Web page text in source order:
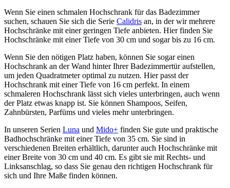
Wenn Sie einen schmalen Hochschrank für das Badezimmer
suchen, schauen Sie sich die Serie Calidris an, in der wir mehrere
Hochschränke mit einer geringen Tiefe anbieten. Hier finden Sie
Hochschränke mit einer Tiefe von 30 cm und sogar bis zu 16 cm.
Wenn Sie den nötigen Platz haben, können Sie sogar einen
Hochschrank an der Wand hinter Ihrer Badezimmertür aufstellen,
um jeden Quadratmeter optimal zu nutzen. Hier passt der
Hochschrank mit einer Tiefe von 16 cm perfekt. In einem
schmaleren Hochschrank lässt sich vieles unterbringen, auch wenn
der Platz etwas knapp ist. Sie können Shampoos, Seifen,
Zahnbürsten, Parfüms und vieles mehr unterbringen.
In unseren Serien Luna und Mido+ finden Sie gute und praktische
Badhochschränke mit einer Tiefe von 35 cm. Sie sind in
verschiedenen Breiten erhältlich, darunter auch Hochschränke mit
einer Breite von 30 cm und 40 cm. Es gibt sie mit Rechts- und
Linksanschlag, so dass Sie genau den richtigen Hochschrank für
sich und Ihre Maße finden können.